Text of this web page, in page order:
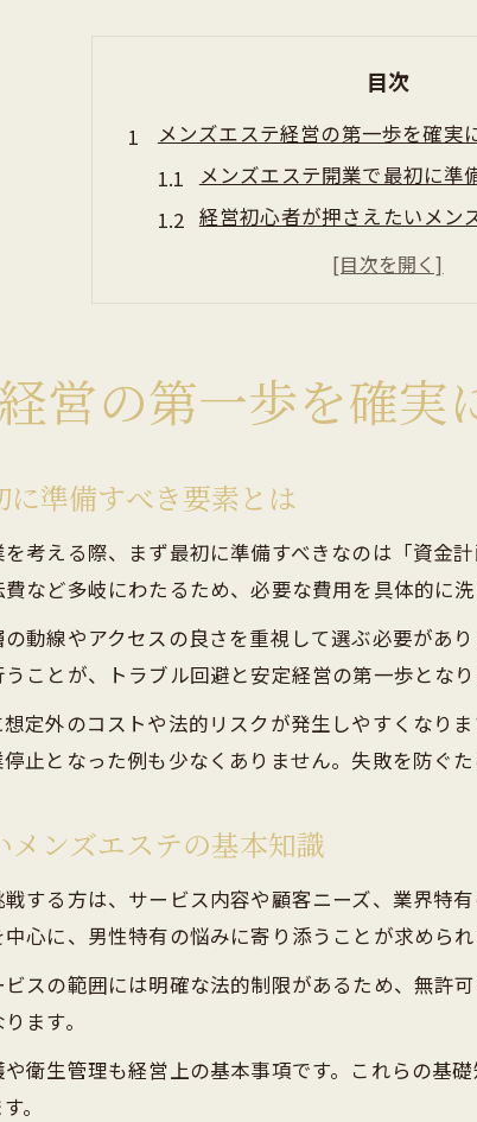
目次
メンズエステ経営の第一歩を確実
メンズエステ開業で最初に準
経営初心者が押さえたいメン
メンズエステ経営に必要な心
オーナー目線で見る資金調達と開
メンズエステ開業時の資金
メンズエステ経営に必要な資
資金不足を防ぐための現実的
メンズエステ開業に必要な備
安定経営へ導くメンズエステの戦
メンズエステ経営で重視すべ
オーナー視点で考える集客と
経営安定化のためのメンズエ
メンズエステ経営戦略で大切
メンズエステ経営に重要な法
法改正に強いメンズエステ運
営の第一歩を確実
準備すべき要素とは
考える際、まず最初に準備すべきなのは「資金
など多岐にわたるため、必要な費用を具体的に洗
動線やアクセスの良さを重視して選ぶ必要があ
ことが、トラブル回避と安定経営の第一歩となり
定外のコストや法的リスクが発生しやすくなり
止となった例も少なくありません。失敗を防ぐ
ンズエステの基本知識
する方は、サービス内容や顧客ニーズ、業界特
心に、男性特有の悩みに寄り添うことが求められ
スの範囲には明確な法的制限があるため、無許
ます。
衛生管理も経営上の基本事項です。これらの基
。